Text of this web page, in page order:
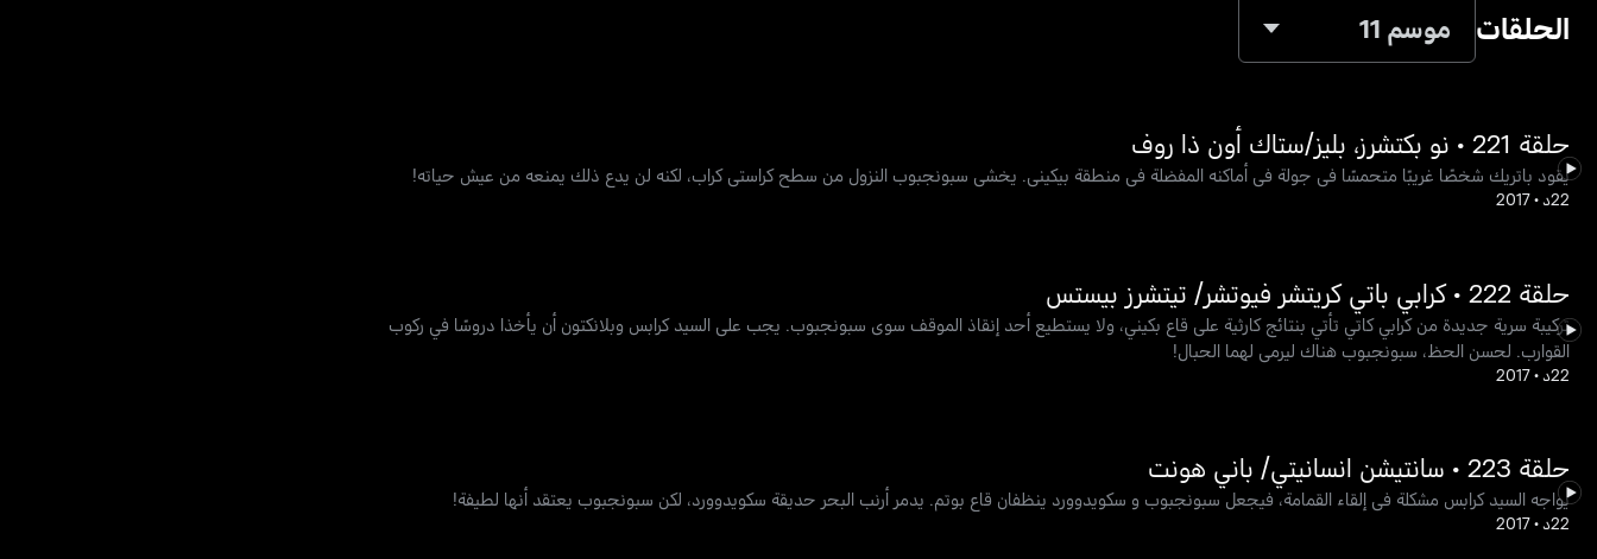
الحلقات موسم 11
حلقة 221 • نو بكتشرز، بليز/ستاك أون ذا روف
يقود باتريك شخصًا غريبًا متحمسًا في جولة في أماكنه المفضلة في منطقة بيكيني. يخشى سبونجبوب النزول من سطح كراستي كراب، لكنه لن يدع ذلك يمنعه من عيش حياته!
22د •
2017
حلقة 222 • كرابي باتي كريتشر فيوتشر/ تيتشرز بيستس
تركيبة سرية جديدة من كرابي كاتي تأتي بنتائج كارثية على قاع بكيني، ولا يستطيع أحد إنقاذ الموقف سوى سبونجبوب. يجب على السيد كرابس وبلانكتون أن يأخذا دروسًا في ركوب
القوارب. لحسن الحظ، سبونجبوب هناك ليرمي لهما الحبال!
22د •
2017
حلقة 223 • سانتيشن انسانيتي/ باني هونت
يواجه السيد كرابس مشكلة في إلقاء القمامة، فيجعل سبونجبوب و سكويدوورد ينظفان قاع بوتم. يدمر أرنب البحر حديقة سكويدوورد، لكن سبونجبوب يعتقد أنها لطيفة!
22د •
2017